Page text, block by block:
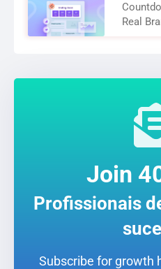
Real
Join
Profissionais
Subscribe for growth